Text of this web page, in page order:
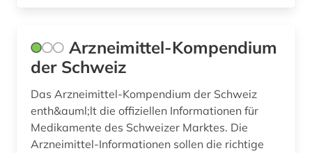
mikroorganismus (2)
molekularbiologie (2)
molekularstruktur (1)
Arzneimittel-Kompendium
der Schweiz
Das Arzneimittel-Kompendium der Schweiz
enth&auml;lt die offiziellen Informationen für
Medikamente des Schweizer Marktes. Die
Arzneimittel-Informationen sollen die richtige